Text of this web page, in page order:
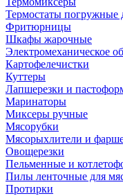
Термостаты погружные
Фритюрницы
Шкафы жарочные
Электромеханическое
Картофелечистки
Куттеры
Лапшерезки и
Маринаторы
Миксеры ручные
Мясорубки
Мясорыхлители и
Овощерезки
Пельменные и
Пилы ленточные для
Протирки